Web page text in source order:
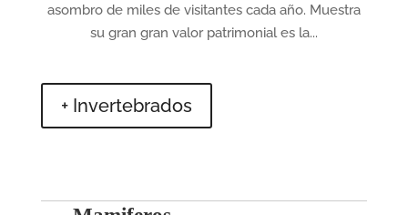
asombro de miles de visitantes cada año. Muestra
su gran gran valor patrimonial es la...
+ Invertebrados